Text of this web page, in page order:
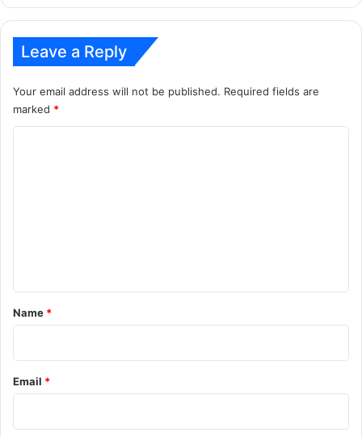
सिलेंडरला
रुपयांची
सबसिडी
Leave a Reply
Your email address will not be published. Required fields are
marked *
*
Name *
Email *